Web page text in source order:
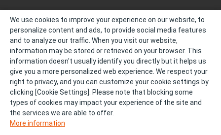
セミナー開催予定
冊子・資材
診療サポート
個人情報の取り扱い ご利用条件およびご利用環境
We use cookies to improve your experience on our website, to
personalize content and ads, to provide social media features
and to analyze our traffic. When you visit our website,
information may be stored or retrieved on your browser. This
information doesn't usually identify you directly but it helps us
give you a more personalized web experience. We respect your
right to privacy, and you can customize your cookie settings by
clicking [Cookie Settings]. Please note that blocking some
types of cookies may impact your experience of the site and
the services we are able to offer.
More information